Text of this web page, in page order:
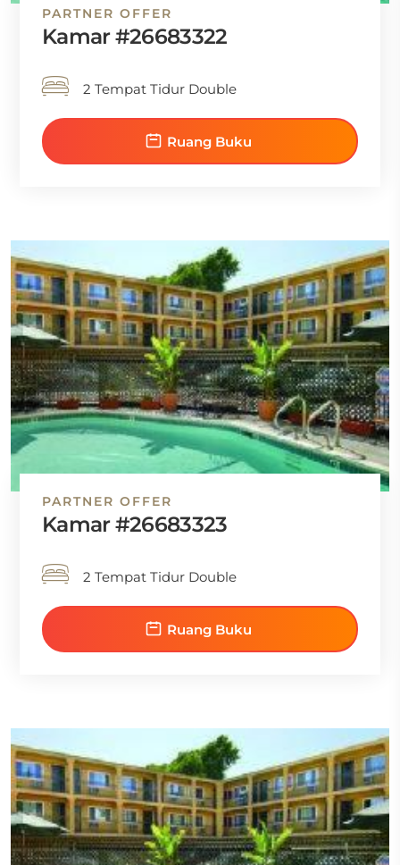
PARTNER OFFER
Kamar #26683322
2 Tempat Tidur Double
Ruang Buku
PARTNER OFFER
Kamar #26683323
2 Tempat Tidur Double
Ruang Buku